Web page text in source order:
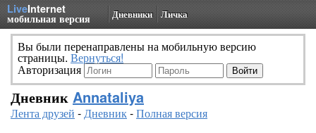
LiveInternet
мобильная версия Дневники Личка
Вы были перенаправлены на мобильную версию
страницы. Вернуться!
Авторизация
Дневник Annataliya
Лента друзей -Дневник-Полная версия